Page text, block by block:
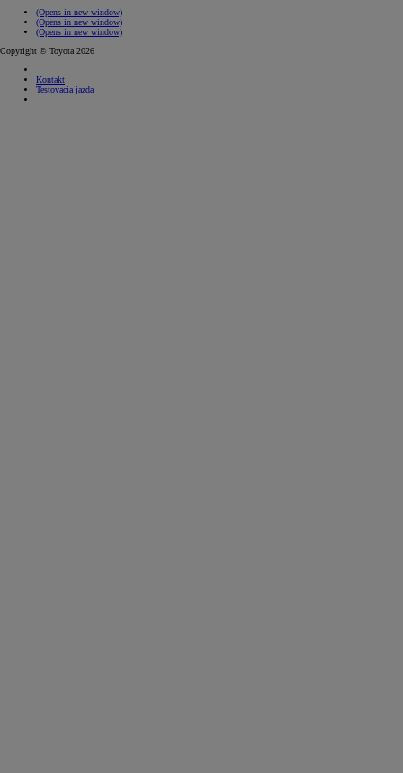
(Opens in new window)
(Opens in new window)
(Opens in new window)
Copyright © Toyota 2026
Kontakt
Testovacia jazda